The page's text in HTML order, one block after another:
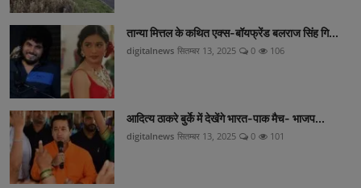
तान्या मित्तल के कथित एक्स-बॉयफ्रेंड बलराज सिंह गि...
digitalnews सितम्बर 13, 2025 0 106
आदित्य ठाकरे बुर्के में देखेंगे भारत-पाक मैच- भाजप...
digitalnews सितम्बर 13, 2025 0 101